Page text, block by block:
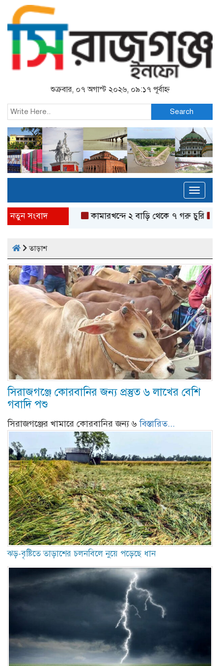
শুক্রবার, ০৭ অগাস্ট ২০২৬, ০৯:১৭ পূর্বাহ্ন
Search
নতুন সংবাদ কামারখন্দে ২ বাড়ি থেকে ৭ গরু চুরি গ্যাস-
তাড়াশ
সিরাজগঞ্জে কোরবানির জন্য প্রস্তুত ৬ লাখের বেশি
গবাদি পশু
সিরাজগঞ্জের খামারে কোরবানির জন্য ৬বিস্তারিত...
ঝড়-বৃষ্টিতে তাড়াশের চলনবিলে নুয়ে পড়েছে ধান